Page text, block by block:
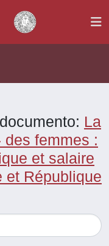
La
femmes :
et salaire
et République